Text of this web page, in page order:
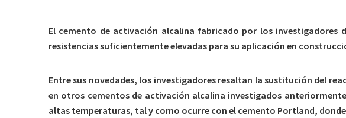
El cemento de activación alcalina fabricado por los investigadores
resistencias suficientemente elevadas para su aplicación en
Entre sus novedades, los investigadores resaltan la sustitución del
en otros cementos de activación alcalina investigados
altas temperaturas, tal y como ocurre con el cemento Portland, donde